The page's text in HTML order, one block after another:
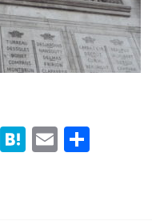
LineHatena
Email